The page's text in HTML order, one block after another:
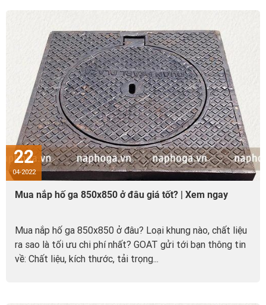
22
04-2022
Mua nắp hố ga 850x850 ở đâu giá tốt? | Xem ngay
Mua nắp hố ga 850x850 ở đâu? Loại khung nào, chất liệu
ra sao là tối ưu chi phí nhất? GOAT gửi tới bạn thông tin
về: Chất liệu, kích thước, tải trọng...